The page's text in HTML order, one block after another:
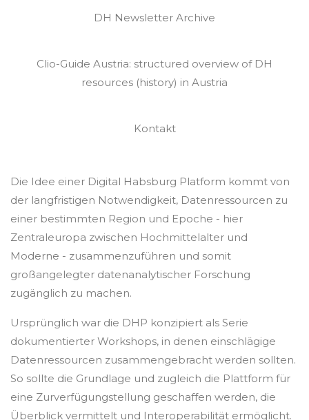
offiziellen
Website
der
Österreichischen
Geisteswissenschaften
>>
Die
einzelnen
können
Navigationsleiste
DH Newsletter Archive
Clio-Guide Austria: structured overview of DH
resources (history) in Austria
Kontakt
Die Idee einer Digital Habsburg Platform kommt von
der langfristigen Notwendigkeit, Datenressourcen zu
einer bestimmten Region und Epoche - hier
Zentraleuropa zwischen Hochmittelalter und
Moderne - zusammenzuführen und somit
großangelegter datenanalytischer Forschung
zugänglich zu machen.
Ursprünglich war die DHP konzipiert als Serie
dokumentierter Workshops, in denen einschlägige
Datenressourcen zusammengebracht werden sollten.
So sollte die Grundlage und zugleich die Plattform für
eine Zurverfügungstellung geschaffen werden, die
Überblick vermittelt und Interoperabilität ermöglicht.